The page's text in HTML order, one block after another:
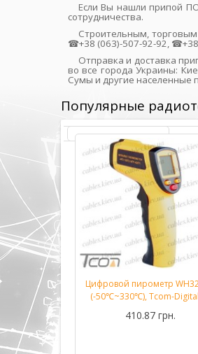
Если Вы нашли припой
сотрудничества.
Строительным,
☎+38 (063)-507-92-92,
Отправка и доставка
во все города Украины:
Сумы и другие населенные
Популярные
traker)
Подробнее...
Цифровой пирометр
(-50℃~330℃), Tcom-Digital
410.87 грн.